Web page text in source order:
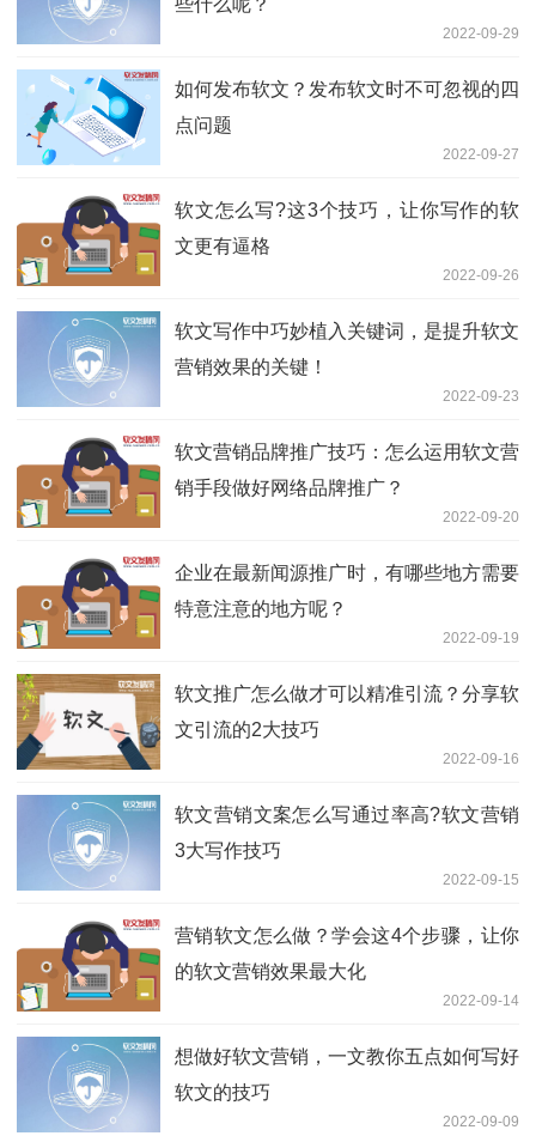
2022-09-29
如何发布软文？发布软文时不可忽视的四
点问题
2022-09-27
软文怎么写?这3个技巧，让你写作的软
文更有逼格
2022-09-26
软文写作中巧妙植入关键词，是提升软文
营销效果的关键！
2022-09-23
软文营销品牌推广技巧：怎么运用软文营
销手段做好网络品牌推广？
2022-09-20
企业在最新闻源推广时，有哪些地方需要
特意注意的地方呢？
2022-09-19
软文推广怎么做才可以精准引流？分享软
文引流的2大技巧
2022-09-16
软文营销文案怎么写通过率高?软文营销
3大写作技巧
2022-09-15
营销软文怎么做？学会这4个步骤，让你
的软文营销效果最大化
2022-09-14
想做好软文营销，一文教你五点如何写好
软文的技巧
2022-09-09